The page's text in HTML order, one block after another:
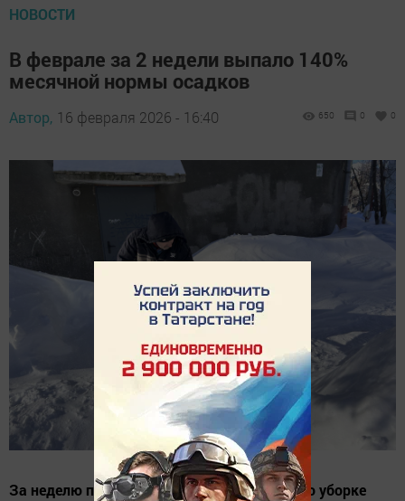
НОВОСТИ
В феврале за 2 недели выпало 140%
месячной нормы осадков
Автор, 16 февраля 2026 - 16:40 650 0 0
За неделю поступили десятки сообщений по уборке